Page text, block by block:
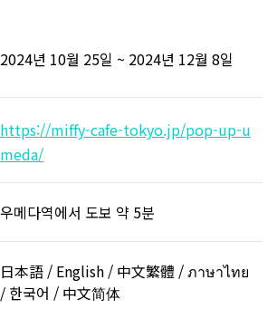
2024년 10월 25일 ~ 2024년 12월 8일
https://miffy-cafe-tokyo.jp/pop-up-u
meda/
우메다역에서 도보 약 5분
日本語 / English / 中文繁體 / ภาษาไทย
/ 한국어 / 中文简体